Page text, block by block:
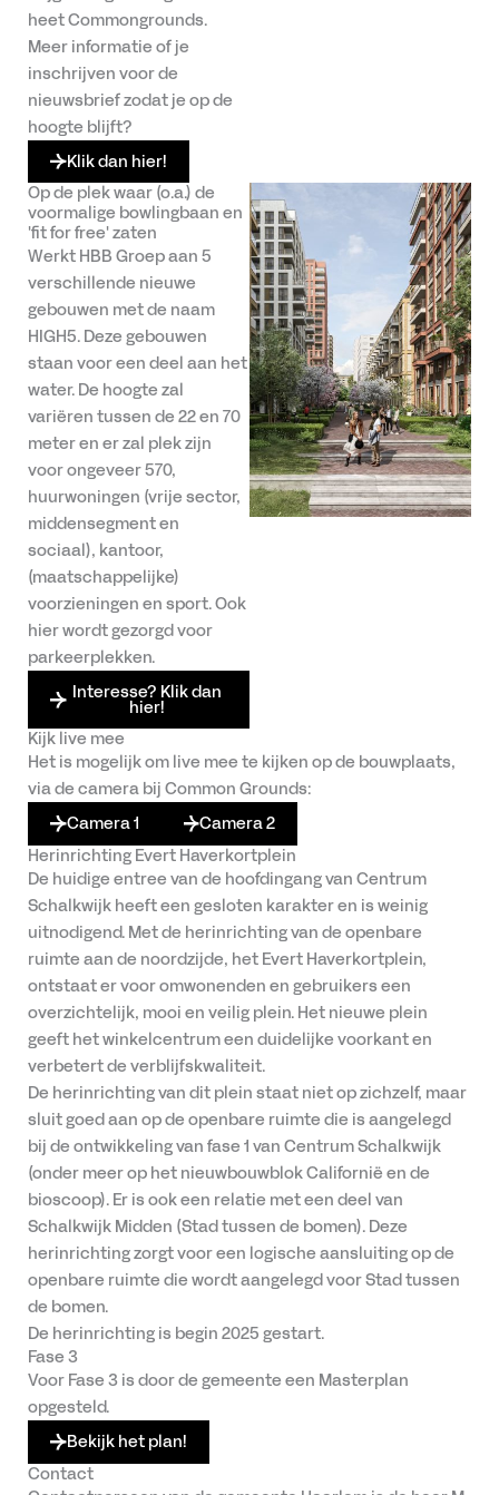
heet Commongrounds.
Meer informatie of je
inschrijven voor de
nieuwsbrief zodat je op de
hoogte blijft?
Klik dan hier!
Op de plek waar (o.a.) de
voormalige bowlingbaan en
'fit for free' zaten
Werkt HBB Groep aan 5
verschillende nieuwe
gebouwen met de naam
HIGH5. Deze gebouwen
staan voor een deel aan het
water. De hoogte zal
variëren tussen de 22 en 70
meter en er zal plek zijn
voor ongeveer 570,
huurwoningen (vrije sector,
middensegment en
sociaal), kantoor,
(maatschappelijke)
voorzieningen en sport. Ook
hier wordt gezorgd voor
parkeerplekken.
Interesse? Klik dan
hier!
Kijk live mee
Het is mogelijk om live mee te kijken op de bouwplaats,
via de camera bij Common Grounds:
Camera 1
Camera 2
Herinrichting Evert Haverkortplein
De huidige entree van de hoofdingang van Centrum
Schalkwijk heeft een gesloten karakter en is weinig
uitnodigend. Met de herinrichting van de openbare
ruimte aan de noordzijde, het Evert Haverkortplein,
ontstaat er voor omwonenden en gebruikers een
overzichtelijk, mooi en veilig plein. Het nieuwe plein
geeft het winkelcentrum een duidelijke voorkant en
verbetert de verblijfskwaliteit.
De herinrichting van dit plein staat niet op zichzelf, maar
sluit goed aan op de openbare ruimte die is aangelegd
bij de ontwikkeling van fase 1 van Centrum Schalkwijk
(onder meer op het nieuwbouwblok Californië en de
bioscoop). Er is ook een relatie met een deel van
Schalkwijk Midden (Stad tussen de bomen). Deze
herinrichting zorgt voor een logische aansluiting op de
openbare ruimte die wordt aangelegd voor Stad tussen
de bomen.
De herinrichting is begin 2025 gestart.
Fase 3
Voor Fase 3 is door de gemeente een Masterplan
opgesteld.
Bekijk het plan!
Contact